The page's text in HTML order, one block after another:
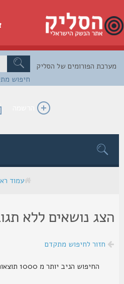
חיפוש מתקדם
הפורומים של הסליק
הרשמה
עמוד ראשי
נושאים ללא
חזור לחיפוש מתקדם
החיפוש הניב יותר מ 1000 תוצאות |